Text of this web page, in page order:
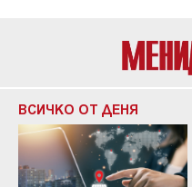
ВСИЧКО ОТ ДЕНЯ